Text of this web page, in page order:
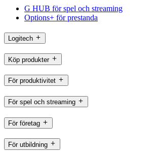
G HUB för spel och streaming
Options+ för prestanda
Logitech
Köp produkter
För produktivitet
För spel och streaming
För företag
För utbildning